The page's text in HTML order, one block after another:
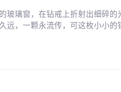
玻璃窗，在钻戒上折射出细碎的
远，一颗永流传，可这枚小小的